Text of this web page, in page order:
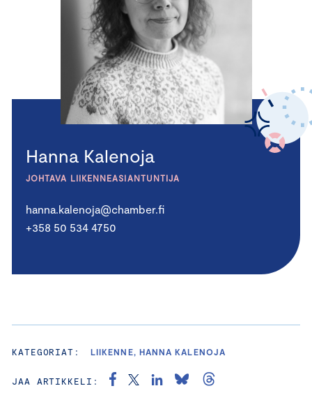
Hanna Kalenoja
JOHTAVA LIIKENNEASIANTUNTIJA
hanna.kalenoja@chamber.fi
+358 50 534 4750
KATEGORIAT: LIIKENNE, HANNA KALENOJA
JAA ARTIKKELI: